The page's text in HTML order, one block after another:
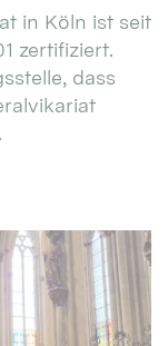
in Köln ist seit
zertifiziert.
dass